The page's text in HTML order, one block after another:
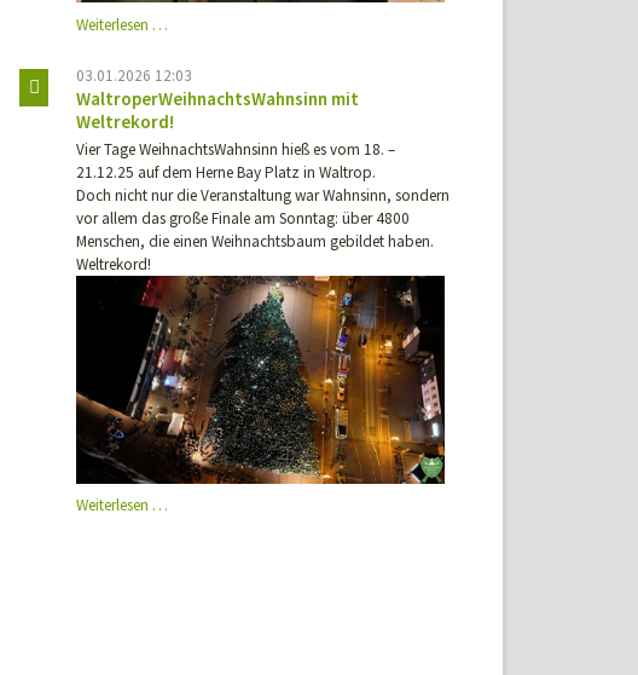
Weiterlesen …
03.01.2026 12:03
WaltroperWeihnachtsWahnsinn mit
Weltrekord!
Vier Tage WeihnachtsWahnsinn hieß es vom 18. –
21.12.25 auf dem Herne Bay Platz in Waltrop.
Doch nicht nur die Veranstaltung war Wahnsinn, sondern
vor allem das große Finale am Sonntag: über 4800
Menschen, die einen Weihnachtsbaum gebildet haben.
Weltrekord!
Weiterlesen …